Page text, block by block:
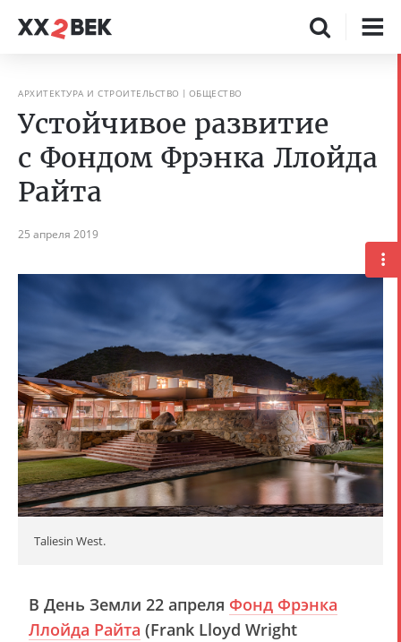
АРХИТЕКТУРА И СТРОИТЕЛЬСТВО ОБЩЕСТВО
Устойчивое развитие
с Фондом Фрэнка Ллойда
Райта
25 апреля 2019
Taliesin West.
В День Земли 22 апреля Фонд Фрэнка
Ллойда Райта (Frank Lloyd Wright